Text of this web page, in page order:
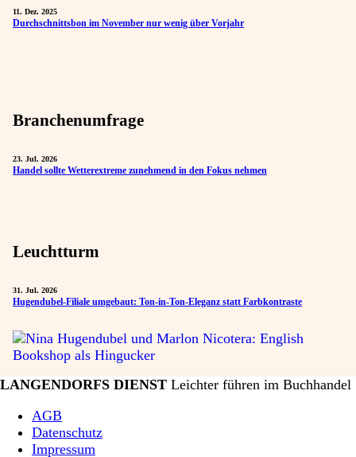
11. Dez. 2025
Durchschnittsbon im November nur wenig über Vorjahr
Branchenumfrage
23. Jul. 2026
Handel sollte Wetterextreme zunehmend in den Fokus nehmen
Leuchtturm
31. Jul. 2026
Hugendubel-Filiale umgebaut: Ton-in-Ton-Eleganz statt Farbkontraste
LANGENDORFS DIENST Leichter führen im Buchhandel
AGB
Datenschutz
Impressum